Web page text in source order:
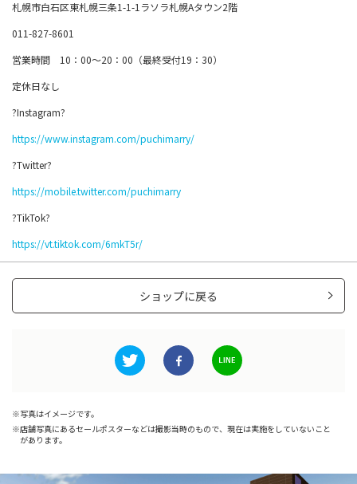
札幌市白石区東札幌三条1-1-1ラソラ札幌Aタウン2階
011-827-8601
営業時間 10：00～20：00（最終受付19：30）
定休日なし
?Instagram?
https://www.instagram.com/puchimarry/
?Twitter?
https://mobile.twitter.com/puchimarry
?TikTok?
https://vt.tiktok.com/6mkT5r/
ショップに戻る
写真はイメージです。
店舗写真にあるセールポスターなどは撮影当時のもので、現在は実施をしていないこと
があります。